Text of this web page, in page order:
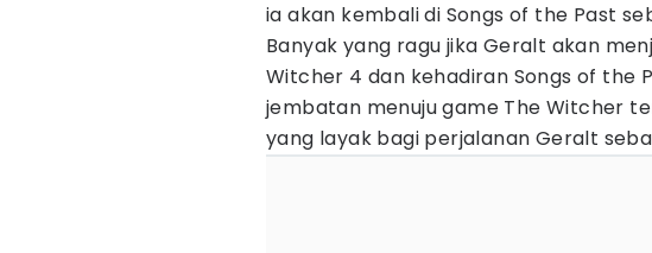
ia akan kembali di Songs of the Past
Banyak yang ragu jika Geralt akan
Witcher 4 dan kehadiran Songs of the
jembatan menuju game The Witcher
yang layak bagi perjalanan Geralt